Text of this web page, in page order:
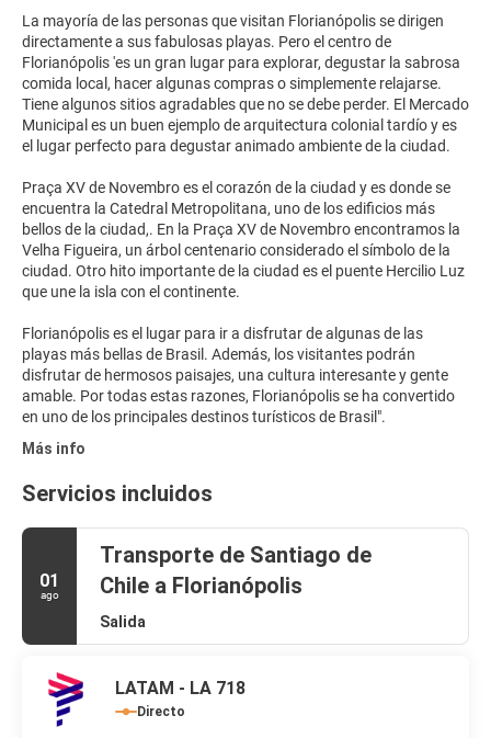
La mayoría de las personas que visitan Florianópolis se dirigen
directamente a sus fabulosas playas. Pero el centro de
Florianópolis 'es un gran lugar para explorar, degustar la sabrosa
comida local, hacer algunas compras o simplemente relajarse.
Tiene algunos sitios agradables que no se debe perder. El Mercado
Municipal es un buen ejemplo de arquitectura colonial tardío y es
el lugar perfecto para degustar animado ambiente de la ciudad.
Praça XV de Novembro es el corazón de la ciudad y es donde se
encuentra la Catedral Metropolitana, uno de los edificios más
bellos de la ciudad,. En la Praça XV de Novembro encontramos la
Velha Figueira, un árbol centenario considerado el símbolo de la
ciudad. Otro hito importante de la ciudad es el puente Hercilio Luz
que une la isla con el continente.
Florianópolis es el lugar para ir a disfrutar de algunas de las
playas más bellas de Brasil. Además, los visitantes podrán
disfrutar de hermosos paisajes, una cultura interesante y gente
amable. Por todas estas razones, Florianópolis se ha convertido
Más info
Servicios incluidos
01
ago
Transporte de Santiago de
Chile a Florianópolis
Salida
LATAM - LA 718
Directo